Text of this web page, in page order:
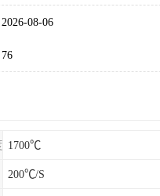
2026-08-06
76
1700℃
200℃/S